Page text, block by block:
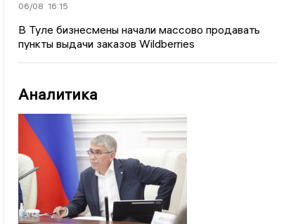
06/08 16:15
В Туле бизнесмены начали массово продавать
пункты выдачи заказов Wildberries
Аналитика